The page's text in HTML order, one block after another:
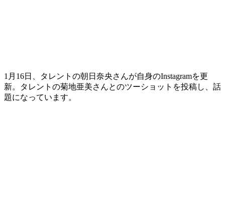
1月16日、タレントの朝日奈央さんが自身のInstagramを更
新。タレントの菊地亜美さんとのツーショットを投稿し、話
題になっています。